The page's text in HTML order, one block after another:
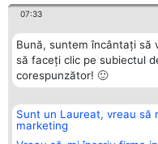
07:33
Bună, suntem încântați să
să faceți clic pe subiectul
corespunzător! 🙂
Sunt un Laureat, vreau să
marketing
Organizator Ranking
BRIGHT SOLUTIONS BR SRL
Aleea Timisul De Sus 2 Bl. A30